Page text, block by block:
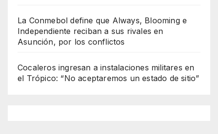
La Conmebol define que Always, Blooming e
Independiente reciban a sus rivales en
Asunción, por los conflictos
Cocaleros ingresan a instalaciones militares en
el Trópico: “No aceptaremos un estado de sitio”